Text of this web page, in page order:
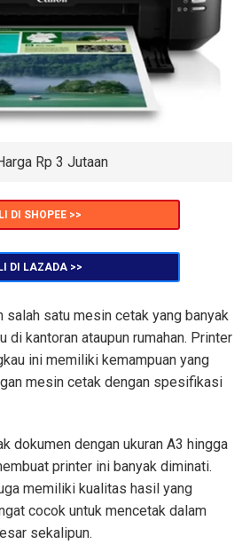
Rp 3 Jutaan
DI SHOPEE >>
DI LAZADA >>
salah satu mesin cetak yang banyak
di kantoran ataupun rumahan. Printer
ini memiliki kemampuan yang
mesin cetak dengan spesifikasi
dokumen dengan ukuran A3 hingga
printer ini banyak diminati.
memiliki kualitas hasil yang
cocok untuk mencetak dalam
sekalipun.